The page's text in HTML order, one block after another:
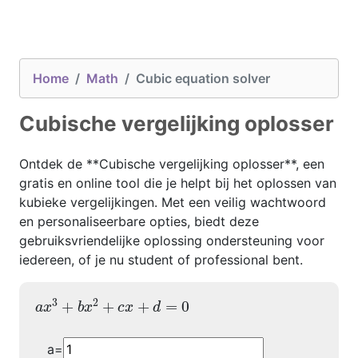
Home Math Cubic equation solver
Cubische vergelijking oplosser
Ontdek de **Cubische vergelijking oplosser**, een
gratis en online tool die je helpt bij het oplossen van
kubieke vergelijkingen. Met een veilig wachtwoord
en personaliseerbare opties, biedt deze
gebruiksvriendelijke oplossing ondersteuning voor
iedereen, of je nu student of professional bent.
ax3 + bx2 + cx + d = 0
x3 + b 2 + d =0
a=